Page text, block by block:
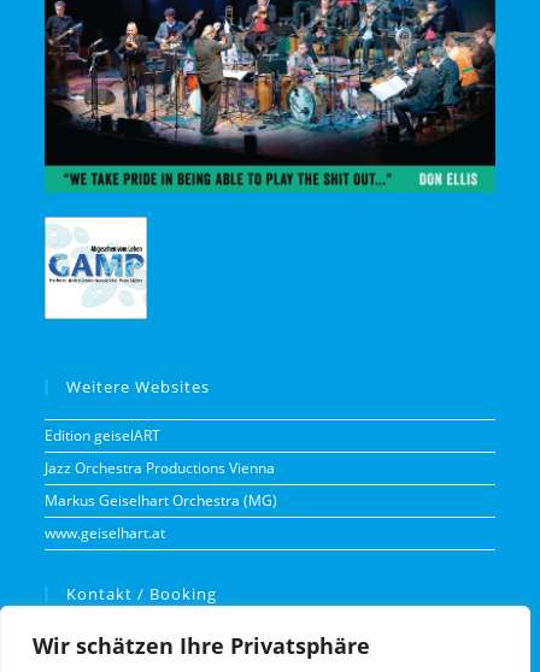
Wir schätzen Ihre Privatsphäre
Weitere Websites
Edition geiselART
Jazz Orchestra Productions Vienna
Markus Geiselhart Orchestra (MG)
www.geiselhart.at
Kontakt / Booking
Markus Geiselhart
Einödstraße 23